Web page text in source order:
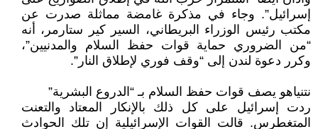
إسرائيل”. وجاء في مذكرة غامضة مماثلة صدرت عن
مكتب رئيس الوزراء البريطاني، السير كير ستارمر، أنه
“من الضروري حماية قوات حفظ السلام والمدنيين”،
وكرر دعوة لندن إلى “وقف فوري لإطلاق النار”.
نتنياهو يصف قوات حفظ السلام بـ “الدروع البشرية”
ردت إسرائيل على كل ذلك بالإنكار المعتاد والتعنت
المتغطرس. قالت القوات الإسرائيلية إن تلك الحوادث